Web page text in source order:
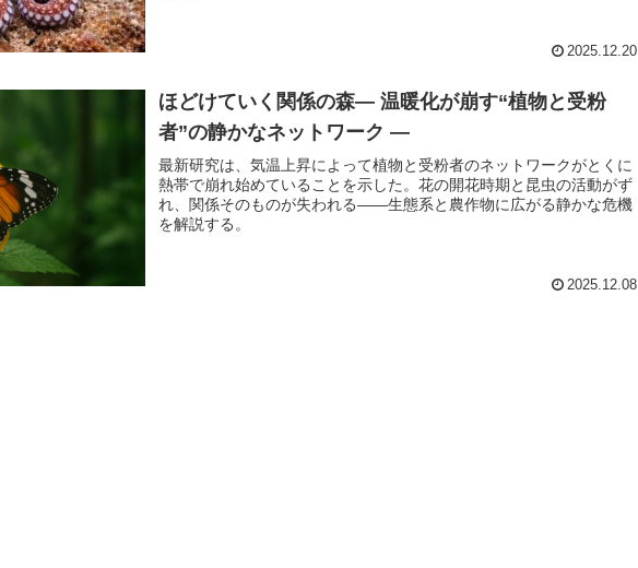
2025.12.20
ほどけていく関係の森― 温暖化が崩す“植物と受粉
者”の静かなネットワーク ―
最新研究は、気温上昇によって植物と受粉者のネットワークがとくに
熱帯で崩れ始めていることを示した。花の開花時期と昆虫の活動がず
れ、関係そのものが失われる――生態系と農作物に広がる静かな危機
を解説する。
2025.12.08